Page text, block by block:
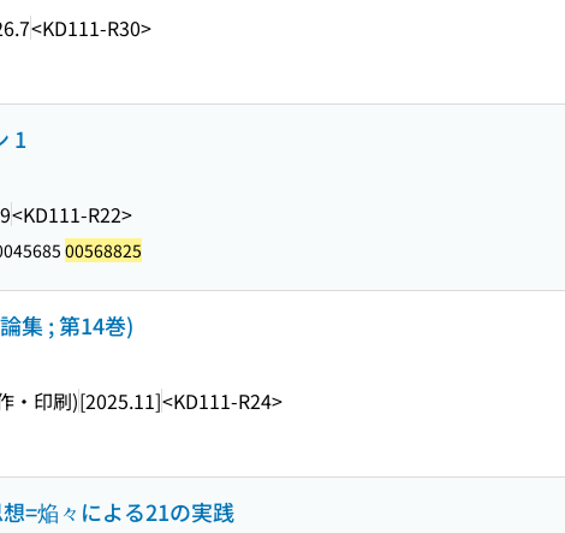
<KD111-R30>
1
<KD111-R22>
00568825
集 ; 第14巻)
・印刷)[2025.11]<KD111-R24>
=焔々による21の実践